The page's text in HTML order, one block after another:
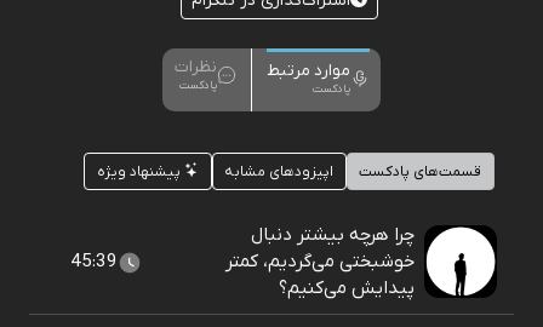
موارد مرتبط
پادکست
نظرات
پادکست
قسمت‌های پادکست اپیزودهای مشابه پیشنهاد ویژه
چرا هرچه بیشتر دنبال
خوشبختی می‌گردیم، کمتر
پیدایش می‌کنیم؟
45:39